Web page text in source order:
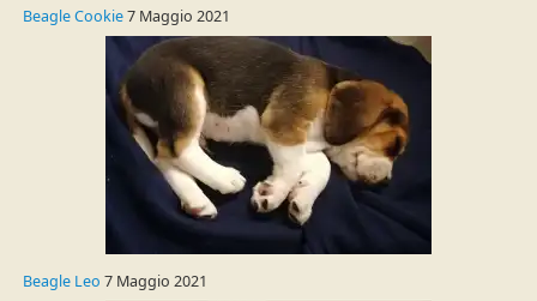
Beagle Cookie7 Maggio 2021
Beagle Leo 7 Maggio 2021